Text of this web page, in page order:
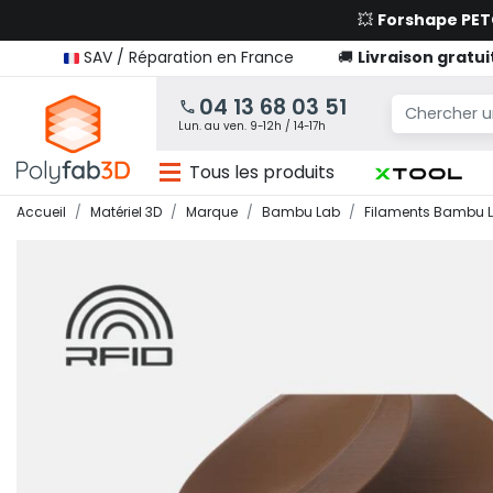
💥 Forshape
SAV / Réparation en France
🚚 Livraison
04 13 68 03 51
Lun. au ven. 9-12h / 14-17h
Tous les produits
Accueil Matériel 3D Marque Bambu Lab Filaments Bambu